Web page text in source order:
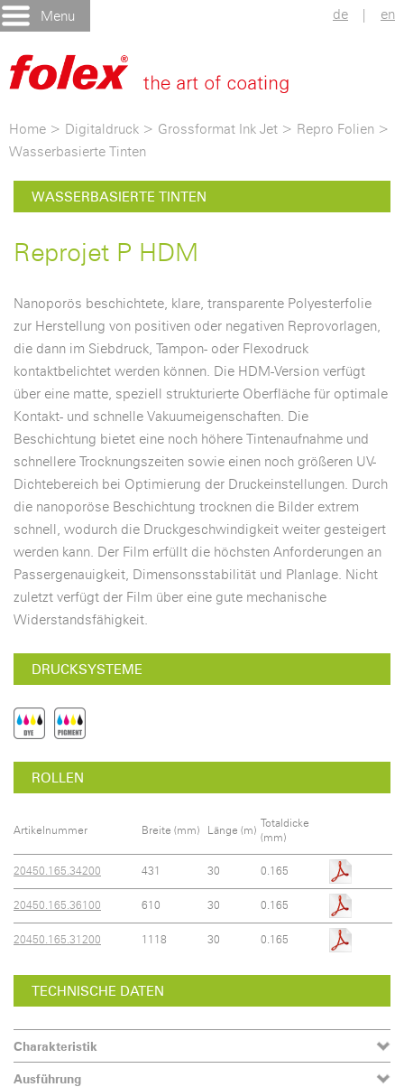
Menu de | en
Home > Digitaldruck > Grossformat Ink Jet > Repro Folien >
Wasserbasierte Tinten
WASSERBASIERTE TINTEN
Reprojet P HDM
Nanoporös beschichtete, klare, transparente Polyesterfolie
zur Herstellung von positiven oder negativen Reprovorlagen,
die dann im Siebdruck, Tampon- oder Flexodruck
kontaktbelichtet werden können. Die HDM-Version verfügt
über eine matte, speziell strukturierte Oberfläche für optimale
Kontakt- und schnelle Vakuumeigenschaften. Die
Beschichtung bietet eine noch höhere Tintenaufnahme und
schnellere Trocknungszeiten sowie einen noch größeren UV-
Dichtebereich bei Optimierung der Druckeinstellungen. Durch
die nanoporöse Beschichtung trocknen die Bilder extrem
schnell, wodurch die Druckgeschwindigkeit weiter gesteigert
werden kann. Der Film erfüllt die höchsten Anforderungen an
Passergenauigkeit, Dimensonsstabilität und Planlage. Nicht
zuletzt verfügt der Film über eine gute mechanische
Widerstandsfähigkeit.
DRUCKSYSTEME
ROLLEN
Artikelnummer Breite (mm) Länge (m)
Totaldicke
(mm)
20450.165.34200 431 30 0.165
20450.165.36100 610 30 0.165
20450.165.31200 1118 30 0.165
TECHNISCHE DATEN
Charakteristik
Ausführung